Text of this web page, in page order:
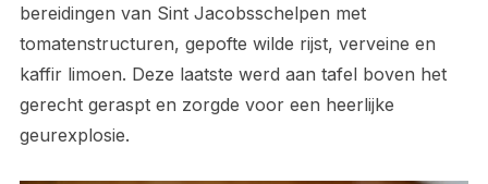
bereidingen van Sint Jacobsschelpen met
tomatenstructuren, gepofte wilde rijst, verveine en
kaffir limoen. Deze laatste werd aan tafel boven het
gerecht geraspt en zorgde voor een heerlijke
geurexplosie.